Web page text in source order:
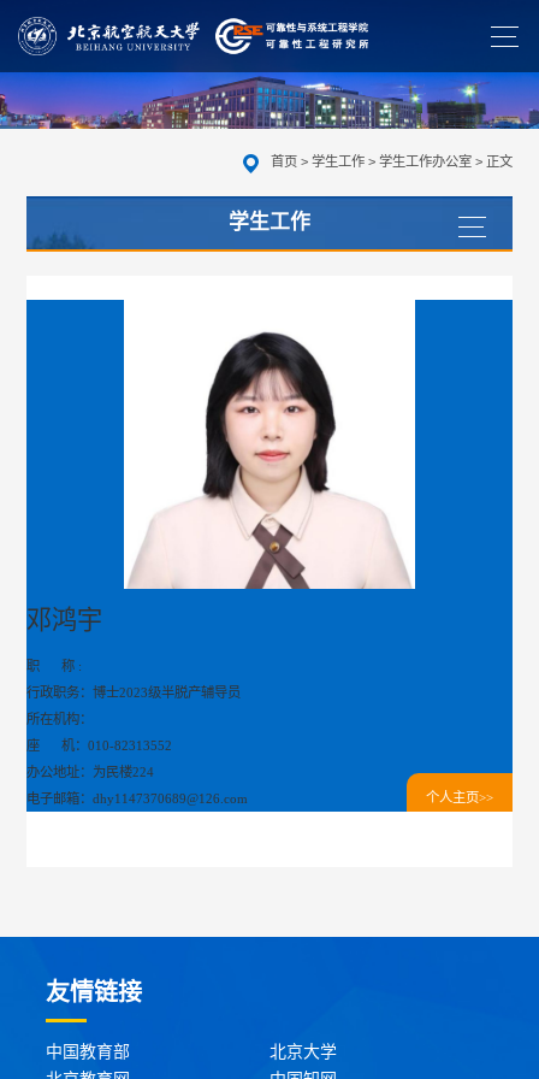
首页 > 学生工作> 学生工作办公室> 正文
学生工作
邓鸿宇
职 称 :
行政职务：博士2023级半脱产辅导员
所在机构：
座 机：010-82313552
办公地址：为民楼224
电子邮箱：dhy1147370689@126.com
个人主页>>
友情链接
中国教育部
北京大学